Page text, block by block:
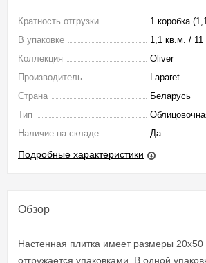
Кратность отгрузки
1 коробка
В упаковке
1,1 кв.м. / 11
Коллекция
Oliver
Производитель
Laparet
Страна
Беларусь
Тип
Наличие на складе
Да
Подробные характеристики
Обзор
Настенная плитка имеет размеры
отгружается упаковками. В одной